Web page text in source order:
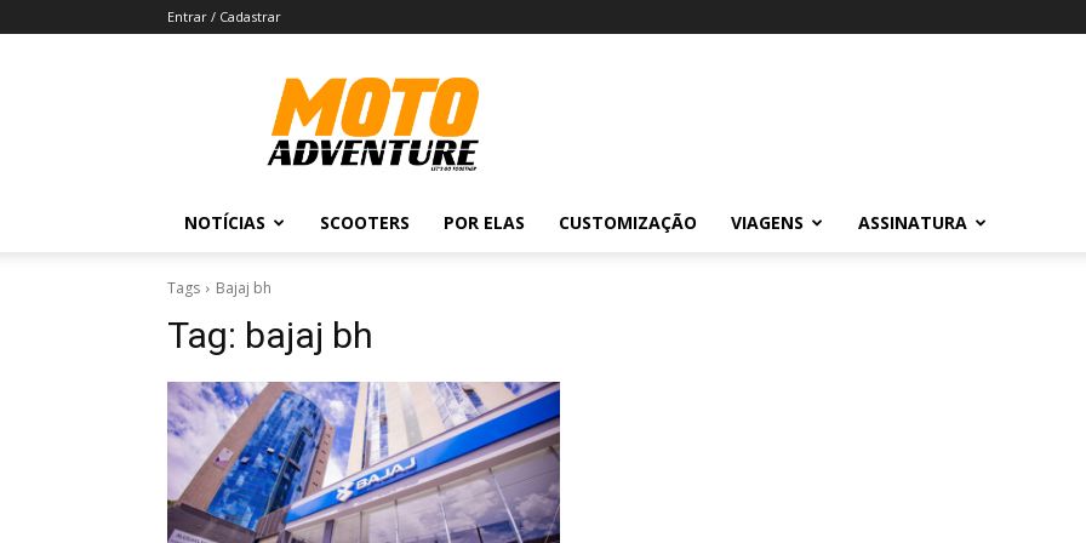
Entrar / Cadastrar
Revista
Moto
Adventure
NOTÍCIAS SCOOTERS POR ELAS CUSTOMIZAÇÃO VIAGENS ASSINATURA
Tags Bajaj bh
Tag: bajaj bh